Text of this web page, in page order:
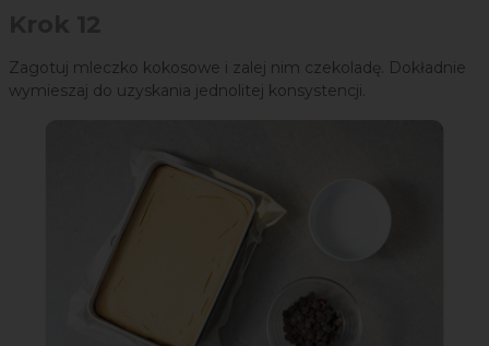
Zagotuj mleczko kokosowe i zalej nim czekoladę. Dokładnie
wymieszaj do uzyskania jednolitej konsystencji.